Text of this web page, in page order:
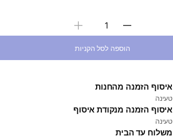
בחירת כמות
הוספה לסל הקניות
איסוף הזמנה מהחנות
טעינה
איסוף הזמנה מנקודת איסוף
טעינה
משלוח עד הבית